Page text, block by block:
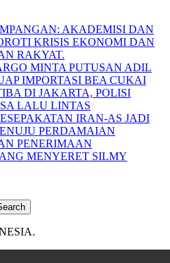
AKADEMISI DAN
KRISIS EKONOMI DAN
RAKYAT.
MINTA PUTUSAN ADIL
IMPORTASI BEA CUKAI
DI JAKARTA, POLISI
LALU LINTAS
IRAN-AS JADI
PERDAMAIAN
PENERIMAAN
MENYERET SILMY